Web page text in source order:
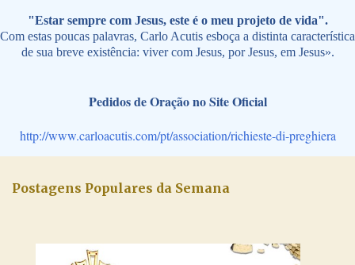
"Estar sempre com Jesus, este é o meu projeto de vida".
Com estas poucas palavras, Carlo Acutis esboça a distinta característica
de sua breve existência: viver com Jesus, por Jesus, em Jesus».
Pedidos de Oração no Site Oficial
http://www.carloacutis.com/pt/association/richieste-di-preghiera
Postagens Populares da Semana